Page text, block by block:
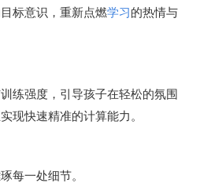
标意识，重新点燃学习的热情与
练强度，引导孩子在轻松的氛围
现快速精准的计算能力。
每一处细节。